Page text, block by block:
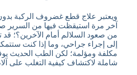
ويعتبر علاج قطع غضروف الركبة
آخر مرة استيقظت فيها من السرير
من صعود السلالم أمام الآخرين؟؛
إلى إجراء جراحي، وما إذا كنت
مكلفة ومؤلمة؛ لكن الطب الحديث
شاملة لاكتشاف كيفية التغلب على